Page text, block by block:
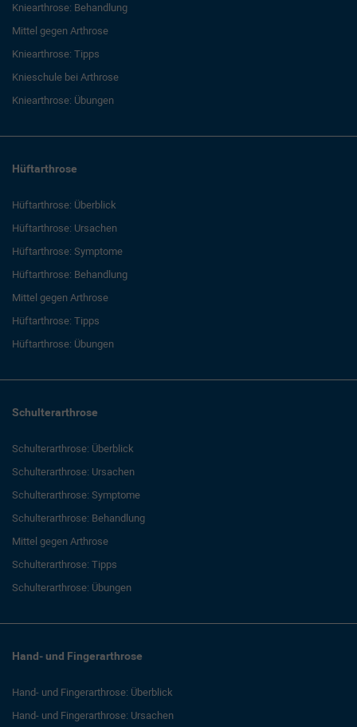
Kniearthrose: Behandlung
Mittel gegen Arthrose
Kniearthrose: Tipps
Knieschule bei Arthrose
Kniearthrose: Übungen
Hüftarthrose
Hüftarthrose: Überblick
Hüftarthrose: Ursachen
Hüftarthrose: Symptome
Hüftarthrose: Behandlung
Mittel gegen Arthrose
Hüftarthrose: Tipps
Hüftarthrose: Übungen
Schulterarthrose
Schulterarthrose: Überblick
Schulterarthrose: Ursachen
Schulterarthrose: Symptome
Schulterarthrose: Behandlung
Mittel gegen Arthrose
Schulterarthrose: Tipps
Schulterarthrose: Übungen
Hand- und Fingerarthrose
Hand- und Fingerarthrose: Überblick
Hand- und Fingerarthrose: Ursachen